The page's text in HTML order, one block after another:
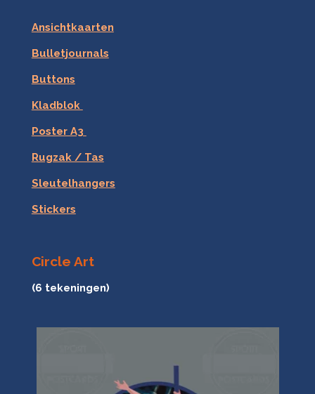
Ansichtkaarten
Bulletjournals
Buttons
Kladblok
Poster A3
Rugzak / Tas
Sleutelhangers
Stickers
Circle Art
(6 tekeningen)